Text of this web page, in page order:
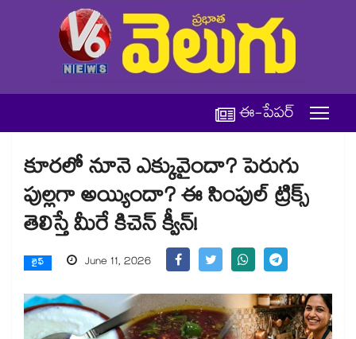
ఈ-పేపర్
కూరలో నూనె ఎక్కువైందా? పెరుగు
పుల్లగా అయ్యిందా? ఈ సింపుల్ ట్రిక్స్
తెలిస్తే మీరే కిచెన్ క్వీన్!
లైఫ్ June 11, 2026